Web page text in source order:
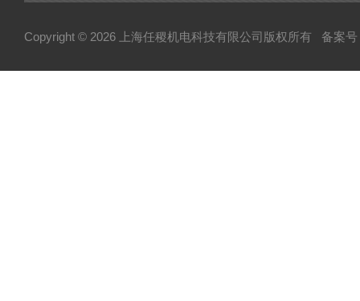
Copyright © 2026 上海任稷机电科技有限公司版权所有 备案号